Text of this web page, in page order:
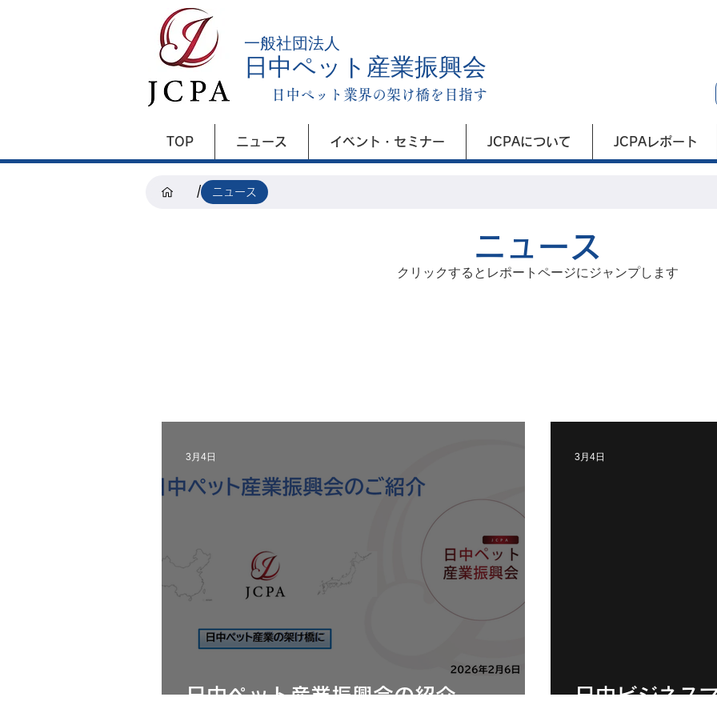
​一般社団法人
日中ペット産業振興会
日中ペット業界の架け橋を目指す
TOP ニュース イベント・セミナー JCPAについて JCPAレポート
/ ニュース
​ニュース
クリックするとレポートページにジャンプします
日中ペット産業振興会の紹介
3月4日
日中ビジネス
3月4日